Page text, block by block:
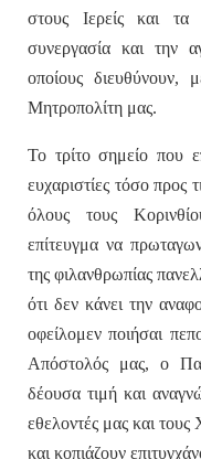
στους Ιερείς και
συνεργασία και την
οποίους
Μητροπολίτη μας.
Το τρίτο σημείο που
ευχαριστίες τόσο προς
όλους τους
επίτευγμα να
της φιλανθρωπίας
ότι δεν κάνει την
οφείλομεν ποιήσαι
Απόστολός μας, ο
δέουσα τιμή και
εθελοντές μας και
και κοπιάζουν